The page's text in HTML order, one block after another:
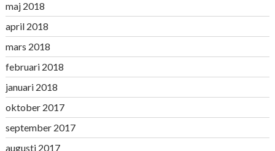
maj 2018
april 2018
mars 2018
februari 2018
januari 2018
oktober 2017
september 2017
augusti 2017